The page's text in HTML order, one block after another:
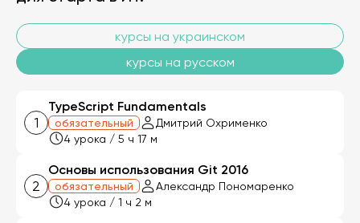
курсы на украинском
курсы на русском
1
TypeScript Fundamentals
обязательный
Дмитрий Охрименко
4 урока / 5 ч 17 м
2
Основы использования Git 2016
обязательный
Александр Пономаренко
4 урока / 1 ч 2 м